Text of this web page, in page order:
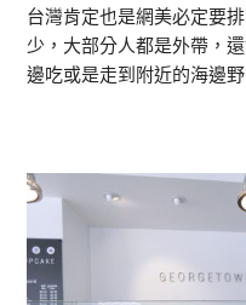
台灣肯定也是網美必定要
少，大部分人都是外帶，
邊吃或是走到附近的海邊